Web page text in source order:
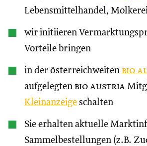
Lebensmittelhandel,
wir initiieren
Vorteile bringen
in der österreichweiten bio
aufgelegten bio austria
Kleinanzeige schalten
Sie erhalten aktuelle
Sammelbestellungen (z.B.